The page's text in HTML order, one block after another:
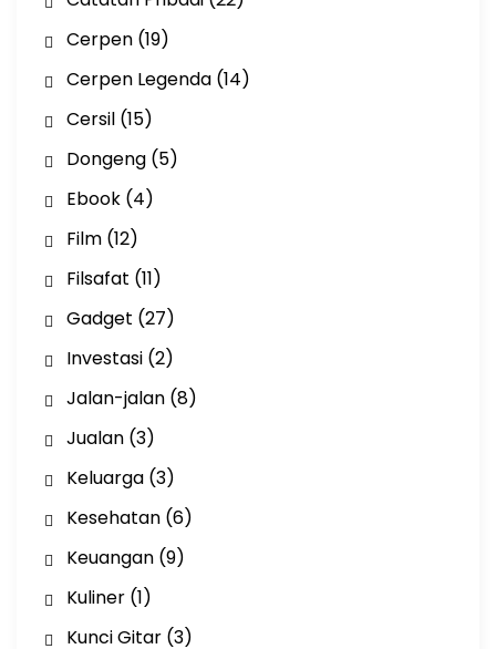
Cerpen(19)
Cerpen Legenda(14)
Cersil(15)
Dongeng(5)
Ebook(4)
Film(12)
Filsafat (11)
Gadget (27)
Investasi(2)
Jalan-jalan(8)
Jualan(3)
Keluarga(3)
Kesehatan(6)
Keuangan(9)
Kuliner(1)
Kunci Gitar(3)